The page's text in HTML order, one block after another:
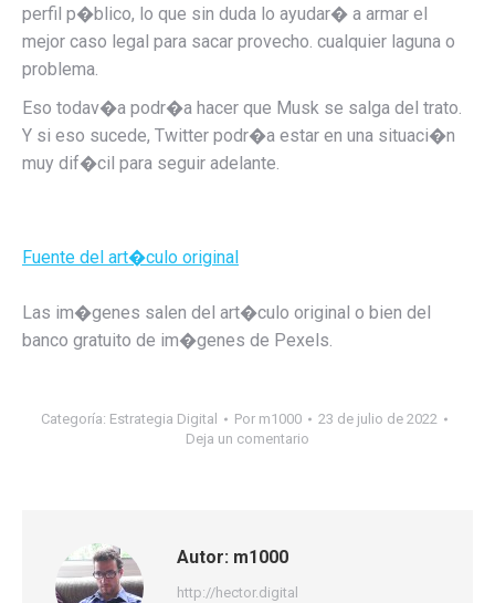
perfil p�blico, lo que sin duda lo ayudar� a armar el
mejor caso legal para sacar provecho. cualquier laguna o
problema.
Eso todav�a podr�a hacer que Musk se salga del trato.
Y si eso sucede, Twitter podr�a estar en una situaci�n
muy dif�cil para seguir adelante.
Fuente del art�culo original
Las im�genes salen del art�culo original o bien del
banco gratuito de im�genes de Pexels.
Categoría: Estrategia Digital Por m1000
23 de julio de 2022
Deja un comentario
Autor: m1000
http://hector.digital